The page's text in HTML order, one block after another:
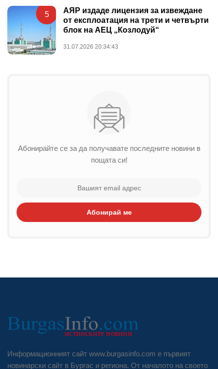
5
АЯР издаде лицензия за извеждане
от експлоатация на трети и четвърти
блок на АЕЦ „Козлодуй“
31.07.2026 20:34:43
Абонирайте се за да получавате последните новини в
пощата си!
Абонирай ме
Информационният сайт www.burgasinfo.com е първият
новинарски сайт в Бургас и региона. От началото на своето